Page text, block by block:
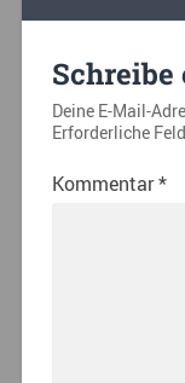
Deine E-Mail-
Erforderliche
Kommentar*